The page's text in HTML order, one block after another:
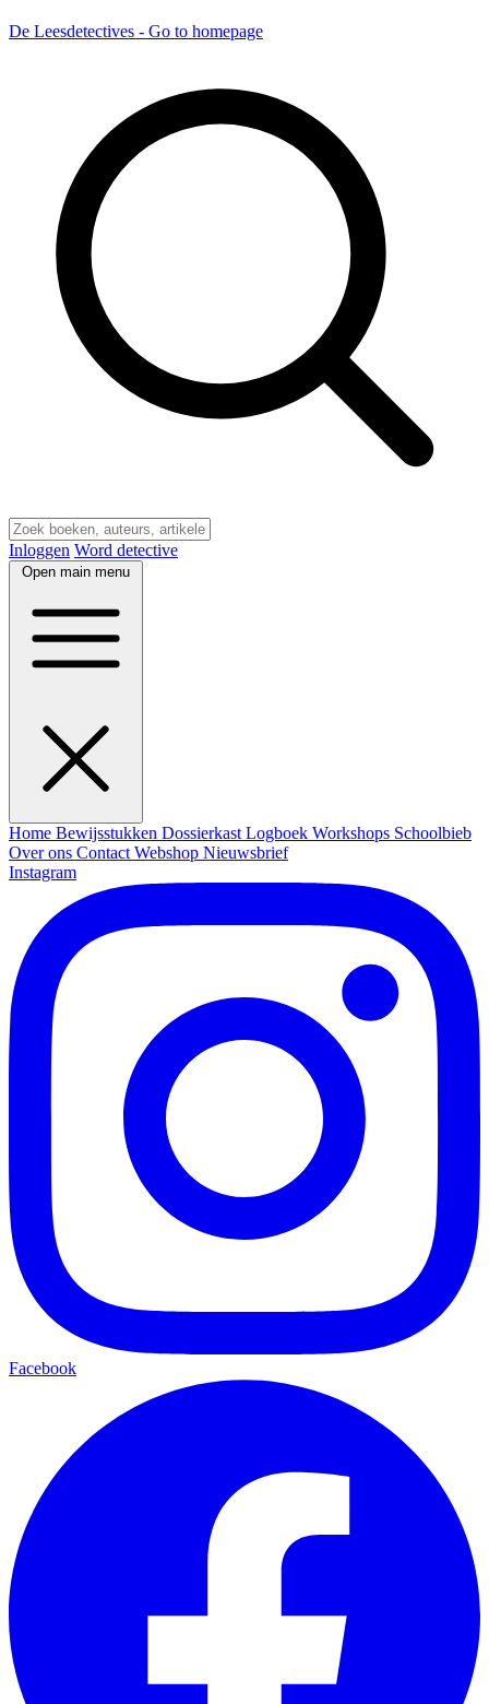
De Leesdetectives - Go to homepage
Inloggen Word detective
Open main menu
Home Bewijsstukken Dossierkast Logboek Workshops Schoolbieb
Over ons Contact Webshop Nieuwsbrief
Instagram
Facebook